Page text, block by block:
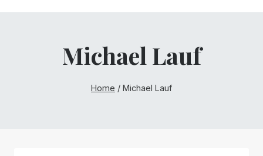
Michael Lauf
Home / Michael Lauf